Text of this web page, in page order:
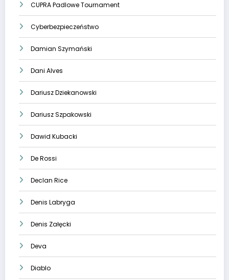
CUPRA Padlowe Tournament
Cyberbezpieczeństwo
Damian Szymański
Dani Alves
Dariusz Dziekanowski
Dariusz Szpakowski
Dawid Kubacki
De Rossi
Declan Rice
Denis Labryga
Denis Załęcki
Deva
Diablo